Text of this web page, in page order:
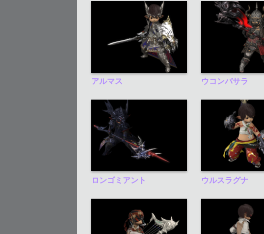
アルマス ウコンバサラ
ロンゴミアント ウルスラグナ